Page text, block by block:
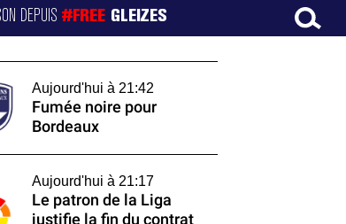
DEPUIS#FREE GLEIZES
Aujourd'hui à 21:42
Fumée noire pour
Bordeaux
Aujourd'hui à 21:17
Le patron de la Liga
justifie la fin du contrat